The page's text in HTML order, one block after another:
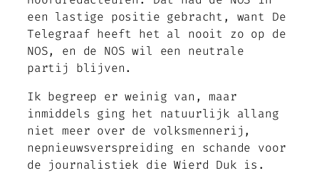
een lastige positie gebracht, want De
Telegraaf heeft het al nooit zo op de
NOS, en de NOS wil een neutrale
partij blijven.
Ik begreep er weinig van, maar
inmiddels ging het natuurlijk allang
niet meer over de volksmennerij,
nepnieuwsverspreiding en schande voor
de journalistiek die Wierd Duk is.